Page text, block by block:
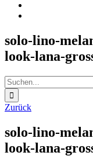
solo-lino-
look-lana-
Suche
nach:
Zurück
solo-lino-
look-lana-